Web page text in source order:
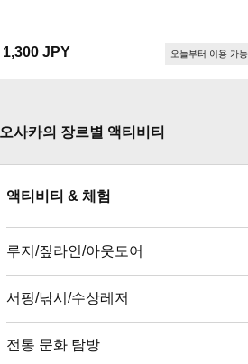
1,300 JPY 오늘부터 이용 가능
오사카의 장르별 액티비티
액티비티 & 체험
루지/짚라인/아웃도어
서핑/낚시/수상레저
전통 문화 탐방